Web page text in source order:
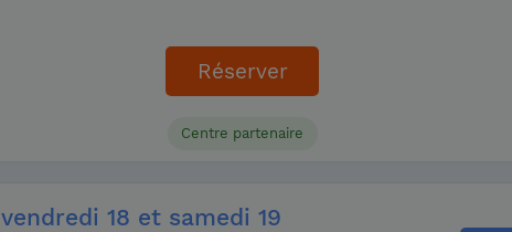
Réserver
Centre partenaire
vendredi 18 et samedi 19